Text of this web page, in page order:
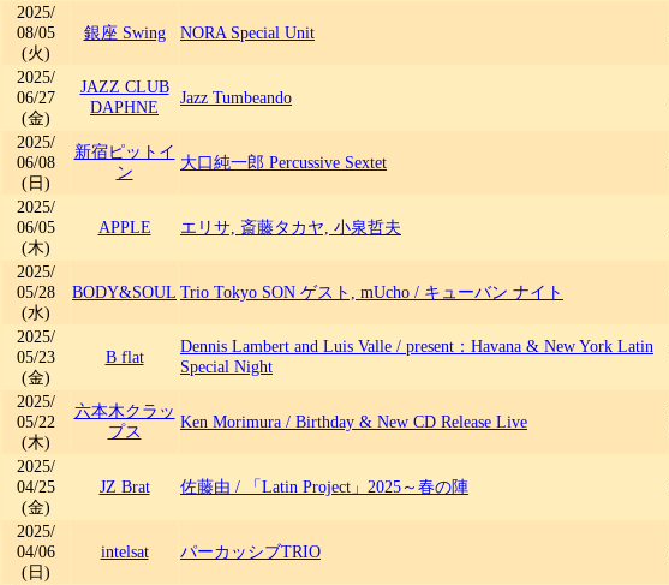
2025/
08/05
(火)
銀座 Swing NORA Special Unit
2025/
06/27
(金)
JAZZ CLUB
DAPHNE
Jazz Tumbeando
2025/
06/08
(日)
新宿ピットイ
ン
大口純一郎 Percussive Sextet
2025/
06/05
(木)
APPLE エリサ, 斎藤タカヤ, 小泉哲夫
2025/
05/28
(水)
BODY&SOUL Trio Tokyo SON ゲスト, mUcho / キューバン ナイト
2025/
05/23
(金)
B flat
Dennis Lambert and Luis Valle / present：Havana & New York Latin
Special Night
2025/
05/22
(木)
六本木クラッ
プス
Ken Morimura / Birthday & New CD Release Live
2025/
04/25
(金)
JZ Brat 佐藤由 / 「Latin Project」2025～春の陣
2025/
04/06
(日)
intelsat パーカッシブTRIO